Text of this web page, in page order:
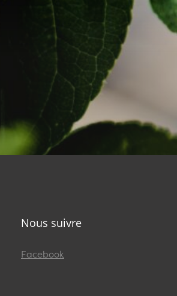
Nous suivre
Facebook